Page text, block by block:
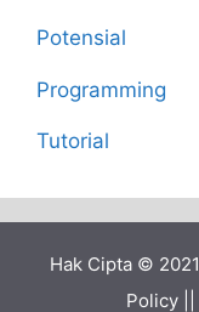
Potensial
Programming
Tutorial
Hak Cipta © 2021
Policy